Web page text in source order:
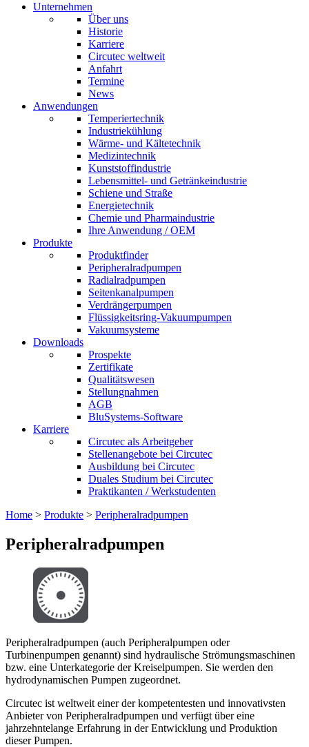
Unternehmen
Über uns
Historie
Karriere
Circutec weltweit
Anfahrt
Termine
News
Anwendungen
Temperiertechnik
Industriekühlung
Wärme- und Kältetechnik
Medizintechnik
Kunststoffindustrie
Lebensmittel- und Getränkeindustrie
Schiene und Straße
Energietechnik
Chemie und Pharmaindustrie
Ihre Anwendung / OEM
Produkte
Produktfinder
Peripheralradpumpen
Radialradpumpen
Seitenkanalpumpen
Verdrängerpumpen
Flüssigkeitsring-Vakuumpumpen
Vakuumsysteme
Downloads
Prospekte
Zertifikate
Qualitätswesen
Stellungnahmen
AGB
BluSystems-Software
Karriere
Circutec als Arbeitgeber
Stellenangebote bei Circutec
Ausbildung bei Circutec
Duales Studium bei Circutec
Praktikanten / Werkstudenten
Home > Produkte > Peripheralradpumpen
Peripheralradpumpen
Peripheralradpumpen (auch Peripheralpumpen oder
Turbinenpumpen genannt) sind hydraulische Strömungsmaschinen
bzw. eine Unterkategorie der Kreiselpumpen. Sie werden den
hydrodynamischen Pumpen zugeordnet.
Circutec ist weltweit einer der kompetentesten und innovativsten
Anbieter von Peripheralradpumpen und verfügt über eine
jahrzehntelange Erfahrung in der Entwicklung und Produktion
dieser Pumpen.